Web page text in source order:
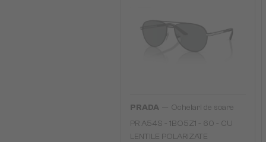
PRADA
Ochelari de soare
PR A54S - 1BO5Z1 - 60 - CU
LENTILE POLARIZATE